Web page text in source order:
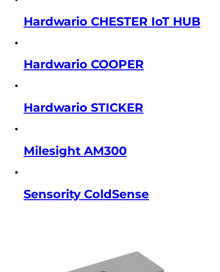
Hardwario CHESTER IoT HUB
Hardwario COOPER
Hardwario STICKER
Milesight AM300
Sensority ColdSense